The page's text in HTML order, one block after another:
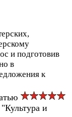
и подготовив
в
к
и